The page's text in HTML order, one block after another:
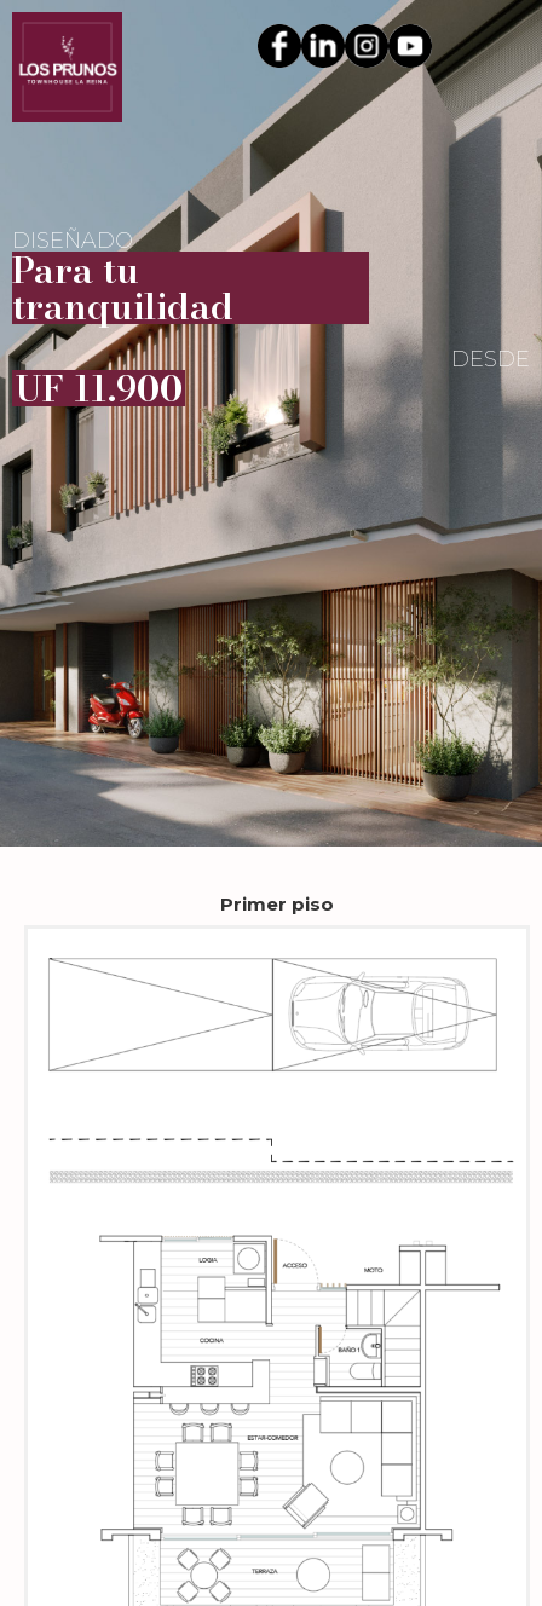
DISEÑADO
Para tu
tranquilidad
DESDE
UF 11.900
Primer piso